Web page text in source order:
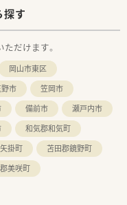
す
だけます。
岡山市東区
野市
笠岡市
備前市
瀬戸内市
和気郡和気町
掛町
苫田郡鏡野町
美咲町